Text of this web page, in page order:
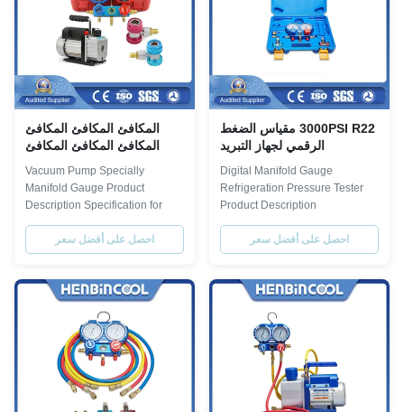
3000PSI R22 مقياس الضغط
الرقمي لجهاز التبريد
Digital Manifold Gauge
Refrigeration Pressure Tester
Product Description
Specification for r134a manifold
gauge set: Model refrigerant
Gauge diameter Pressure Scale
Package BZ-5 R134A, R22,
30~50psi red&yellow&blue:1/4"
150cm blow case Burst
pressure: ...
احصل على أفضل سعر
المكافئ المكافئ المكافئ
المكافئ المكافئ المكافئ
Vacuum Pump Specially
Manifold Gauge Product
Description Specification for
r134a manifold gauge set:
Model refrigerant Gauge
diameter Pressure Scale Hose
BZ-2 R134A, R22, R12, R502
φ68mm 0-800 PSI 30-500PSI
red&yellow&blue:1/4" 150cm
blow case Burst pressure: 3000
PSI , ...
احصل على أفضل سعر